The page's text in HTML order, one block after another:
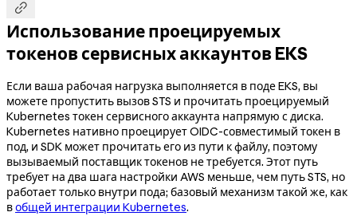

Использование проецируемых
токенов сервисных аккаунтов EKS
Если ваша рабочая нагрузка выполняется в поде EKS, вы
можете пропустить вызов STS и прочитать проецируемый
Kubernetes токен сервисного аккаунта напрямую с диска.
Kubernetes нативно проецирует OIDC-совместимый токен в
под, и SDK может прочитать его из пути к файлу, поэтому
вызываемый поставщик токенов не требуется. Этот путь
требует на два шага настройки AWS меньше, чем путь STS, но
работает только внутри пода; базовый механизм такой же, как
вобщей интеграции Kubernetes.